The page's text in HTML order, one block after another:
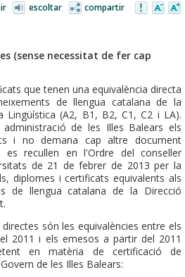
escoltar compartir
(sense necessitat de fer cap
que tenen una equivalència directa
de llengua catalana de la
Lingüística (A2, B1, B2, C1, C2 i LA).
de les Illes Balears els
i no demana cap altre document
es recullen en l'Ordre del conseller
de 21 de febrer de 2013 per la
diplomes i certificats equivalents als
de llengua catalana de la Direcció
són les equivalències entre els
2011 i els emesos a partir del 2011
en matèria de certificació de
de les Illes Balears: